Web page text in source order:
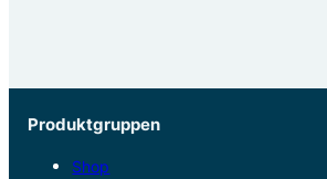
Produktgruppen
Shop